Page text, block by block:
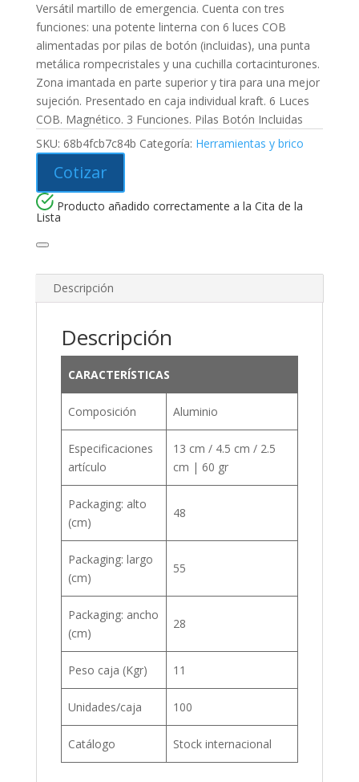
Versátil martillo de emergencia. Cuenta con tres
funciones: una potente linterna con 6 luces COB
alimentadas por pilas de botón (incluidas), una punta
metálica rompecristales y una cuchilla cortacinturones.
Zona imantada en parte superior y tira para una mejor
sujeción. Presentado en caja individual kraft. 6 Luces
COB. Magnético. 3 Funciones. Pilas Botón Incluidas
SKU: 68b4fcb7c84b Categoría: Herramientas y brico
Cotizar
Producto añadido correctamente a la Cita de la
Lista
Descripción
Descripción
CARACTERÍSTICAS
Composición Aluminio
Especificaciones
artículo
13 cm / 4.5 cm / 2.5
cm | 60 gr
Packaging: alto
(cm)
48
Packaging: largo
(cm)
55
Packaging: ancho
(cm)
28
Peso caja (Kgr) 11
Unidades/caja 100
Catálogo Stock internacional